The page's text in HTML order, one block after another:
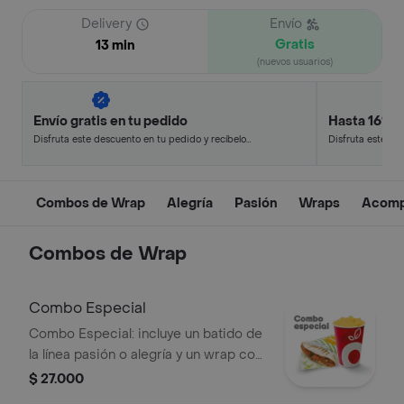
Delivery
13 min
Envío
Gratis
(nuevos usuarios)
Envío gratis en tu pedido
Disfruta este descuento en tu pedido y recíbelo
Hasta 16%
Disfruta este
Combos de Wrap Alegría Pasión Wraps
Combos de Wrap
Combo Especial
Combo Especial: incluye un batido de
la línea pasión o alegría y un wrap con
el sabor de tu elección.
$ 27.000